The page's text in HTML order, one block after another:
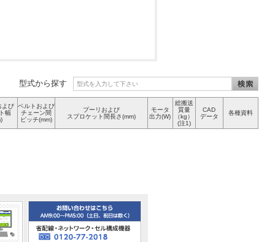
型式から探す
よび
幅
ベルトおよび
チェーン間
ピッチ(mm)
プーリおよび
スプロケット間長さ(mm)
モータ
出力(W)
総搬送
質量
（kg）
(注1)
CAD
データ
各種資料